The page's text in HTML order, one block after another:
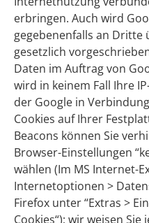
erbringen. Auch wird
gegebenenfalls an Dritte
gesetzlich
Daten im Auftrag von
wird in keinem Fall Ihre
der Google in
Cookies auf Ihrer
Beacons können Sie
Browser-Einstellungen
wählen (Im MS Internet-
Internetoptionen >
Firefox unter “Extras >
Cookies“); wir weisen